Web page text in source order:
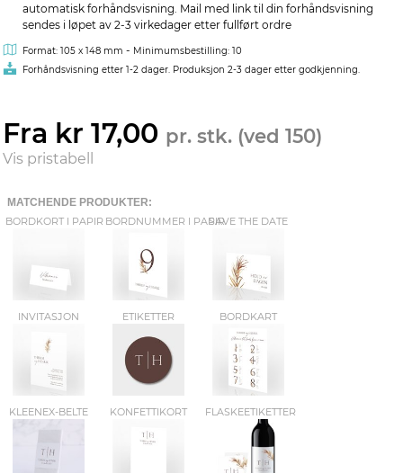
automatisk forhåndsvisning. Mail med link til din forhåndsvisning
sendes i løpet av 2-3 virkedager etter fullført ordre
Format: 105 x 148 mm - Minimumsbestilling: 10
Forhåndsvisning etter 1-2 dager. Produksjon 2-3 dager etter godkjenning.
Fra kr 17,00 pr. stk. (ved 150)
Vis pristabell
MATCHENDE PRODUKTER:
BORDKORT I PAPIR BORDNUMMER I PAPIRSAVE THE DATE
INVITASJON ETIKETTER BORDKART
KLEENEX-BELTE KONFETTIKORT FLASKEETIKETTER